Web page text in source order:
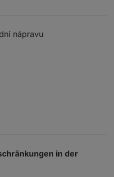
nápravu
in der